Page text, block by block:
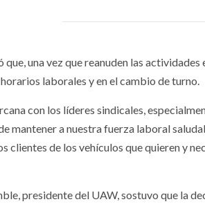
que, una vez que reanuden las
laborales y en el cambio de turno.
con los líderes sindicales,
mantener a nuestra fuerza laboral
clientes de los vehículos que quieren y
presidente del UAW, sostuvo que la